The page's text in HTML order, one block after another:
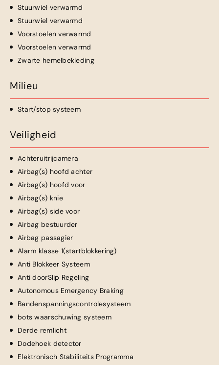
Stuurwiel verwarmd
Stuurwiel verwarmd
Voorstoelen verwarmd
Voorstoelen verwarmd
Zwarte hemelbekleding
Milieu
Start/stop systeem
Veiligheid
Achteruitrijcamera
Airbag(s) hoofd achter
Airbag(s) hoofd voor
Airbag(s) knie
Airbag(s) side voor
Airbag bestuurder
Airbag passagier
Alarm klasse 1(startblokkering)
Anti Blokkeer Systeem
Anti doorSlip Regeling
Autonomous Emergency Braking
Bandenspanningscontrolesysteem
bots waarschuwing systeem
Derde remlicht
Dodehoek detector
Elektronisch Stabiliteits Programma